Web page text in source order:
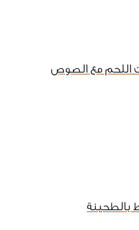
اللحم مع الصوص
بالطحينة